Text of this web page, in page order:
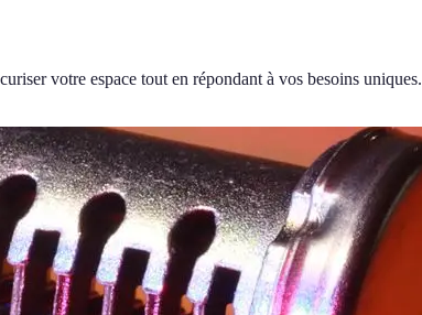
votre espace tout en répondant à vos besoins uniques.